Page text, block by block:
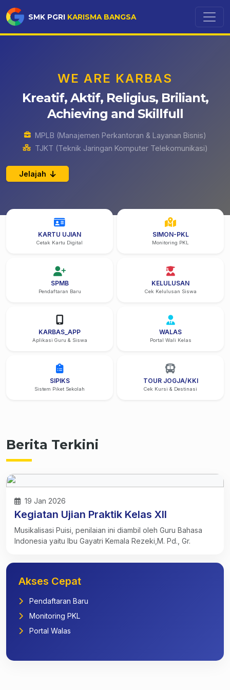
SMK PGRI KARISMA BANGSA
WE ARE KARBAS
Kreatif, Aktif, Religius, Briliant,
Achieving and Skillfull
MPLB (Manajemen Perkantoran & Layanan Bisnis)
TJKT (Teknik Jaringan Komputer Telekomunikasi)
Jelajah
KARTU UJIAN
Cetak Kartu Digital
SIMON-PKL
Monitoring PKL
SPMB
Pendaftaran Baru
KELULUSAN
Cek Kelulusan Siswa
KARBAS_APP
Aplikasi Guru & Siswa
WALAS
Portal Wali Kelas
SIPIKS
Sistem Piket Sekolah
TOUR JOGJA/KKI
Cek Kursi & Destinasi
Berita Terkini
19 Jan 2026
Kegiatan Ujian Praktik Kelas XII
Musikalisasi Puisi, penilaian ini diambil oleh Guru Bahasa
Indonesia yaitu Ibu Gayatri Kemala Rezeki,M. Pd., Gr.
Akses Cepat
Pendaftaran Baru
Monitoring PKL
Portal Walas